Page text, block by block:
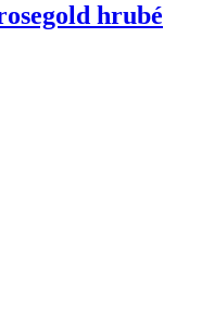
hrubé